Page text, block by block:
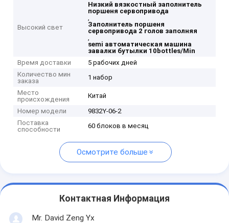
Высокий свет
Низкий вязкостный заполнитель
поршеня сервопривода
,
Заполнитель поршеня
сервопривода 2 голов заполняя
,
semi автоматическая машина
завалки бутылки 10bottles/Min
Время доставки
5 рабочих дней
Количество мин
заказа
1 набор
Место
происхождения
Китай
Номер модели
9832Y-06-2
Поставка
способности
60 блоков в месяц
Осмотрите больше
Контактная Информация
Mr. David Zeng Yx